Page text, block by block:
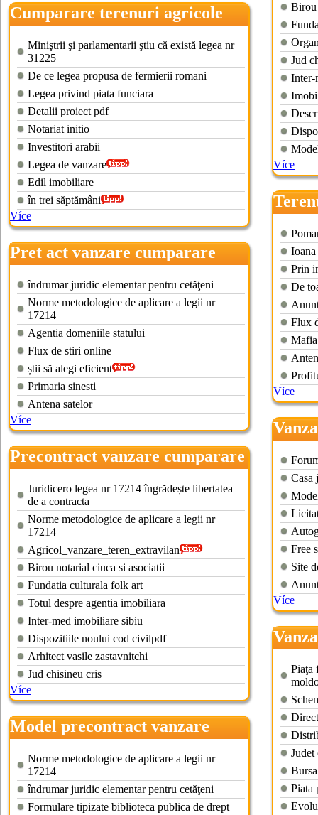
Cumparare terenuri agricole
straini
Miniştrii şi parlamentarii ştiu că există legea nr
31225
De ce legea propusa de fermierii romani
Legea privind piata funciara
Detalii proiect pdf
Notariat initio
Investitori arabii
Legea de vanzare
Edil imobiliare
în trei săptămâni
Více
Pret act vanzare cumparare
teren agricol
îndrumar juridic elementar pentru cetăţeni
Norme metodologice de aplicare a legii nr
17214
Agentia domeniile statului
Flux de stiri online
știi să alegi eficient
Primaria sinesti
Antena satelor
Více
Precontract vanzare cumparare
teren agricol
Juridicero legea nr 17214 îngrădește libertatea
de a contracta
Norme metodologice de aplicare a legii nr
17214
Agricol_vanzare_teren_extravilan
Birou notarial ciuca si asociatii
Fundatia culturala folk art
Totul despre agentia imobiliara
Inter-med imobiliare sibiu
Dispozitiile noului cod civilpdf
Arhitect vasile zastavnitchi
Jud chisineu cris
Více
Model precontract vanzare
cumparare teren agricol
Norme metodologice de aplicare a legii nr
17214
îndrumar juridic elementar pentru cetăţeni
Formulare tipizate biblioteca publica de drept
Birou
Jud
Inter-
Více
Prin
De
Flux
Více
Casa
Free
Site
Více
Piaţa
Judet
Piata